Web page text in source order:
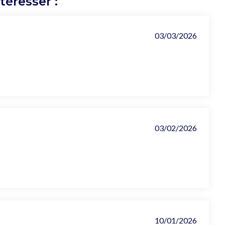
03/03/2026
03/02/2026
10/01/2026